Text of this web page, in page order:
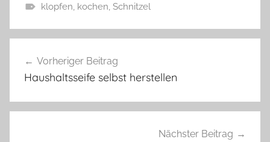
klopfen, kochen, Schnitzel
Vorheriger Beitrag
Haushaltsseife selbst herstellen
Nächster Beitrag